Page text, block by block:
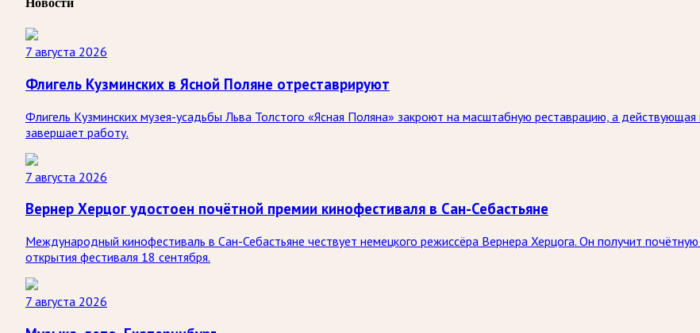
7 августа 2026
Флигель Кузминских в Ясной Поляне отреставрируют
Флигель Кузминских музея-усадьбы Льва Толстого «Ясная Поляна» закроют на масштабную реставрацию, а действующая
завершает работу.
7 августа 2026
Вернер Херцог удостоен почётной премии кинофестиваля в Сан-Себастьяне
Международный кинофестиваль в Сан-Себастьяне чествует немецкого режиссёра Вернера Херцога. Он получит
открытия фестиваля 18 сентября.
7 августа 2026